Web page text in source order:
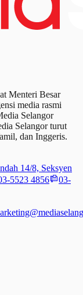
Menteri Besar
media rasmi
Selangor
Selangor turut
dan Inggeris.
14/8, Seksyen
5523 4856
03-